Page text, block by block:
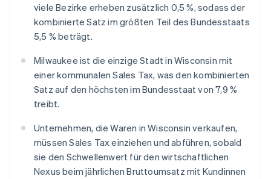
viele Bezirke erheben zusätzlich 0,5 %, sodass der
kombinierte Satz im größten Teil des Bundesstaats
5,5 % beträgt.
Milwaukee ist die einzige Stadt in Wisconsin mit
einer kommunalen Sales Tax, was den kombinierten
Satz auf den höchsten im Bundesstaat von 7,9 %
treibt.
Unternehmen, die Waren in Wisconsin verkaufen,
müssen Sales Tax einziehen und abführen, sobald
sie den Schwellenwert für den wirtschaftlichen
Nexus beim jährlichen Bruttoumsatz mit Kundinnen